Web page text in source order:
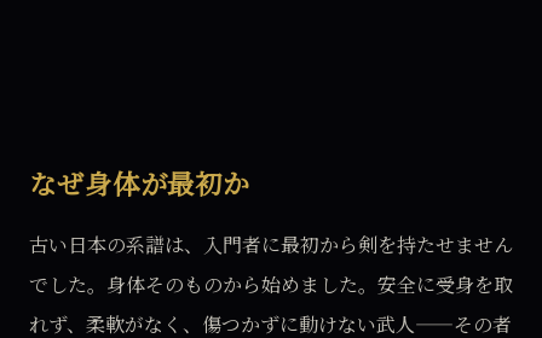
なぜ身体が最初か
古い日本の系譜は、入門者に最初から剣を持たせません
でした。身体そのものから始めました。安全に受身を取
れず、柔軟がなく、傷つかずに動けない武人——その者